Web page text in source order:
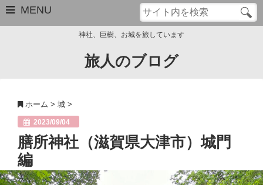
MENU
サイトマップ
管理人のプロフィール
Close
神社、巨樹、お城を旅しています
旅人のブログ
ホーム > 城 >
2023/09/04
膳所神社（滋賀県大津市）城門
編